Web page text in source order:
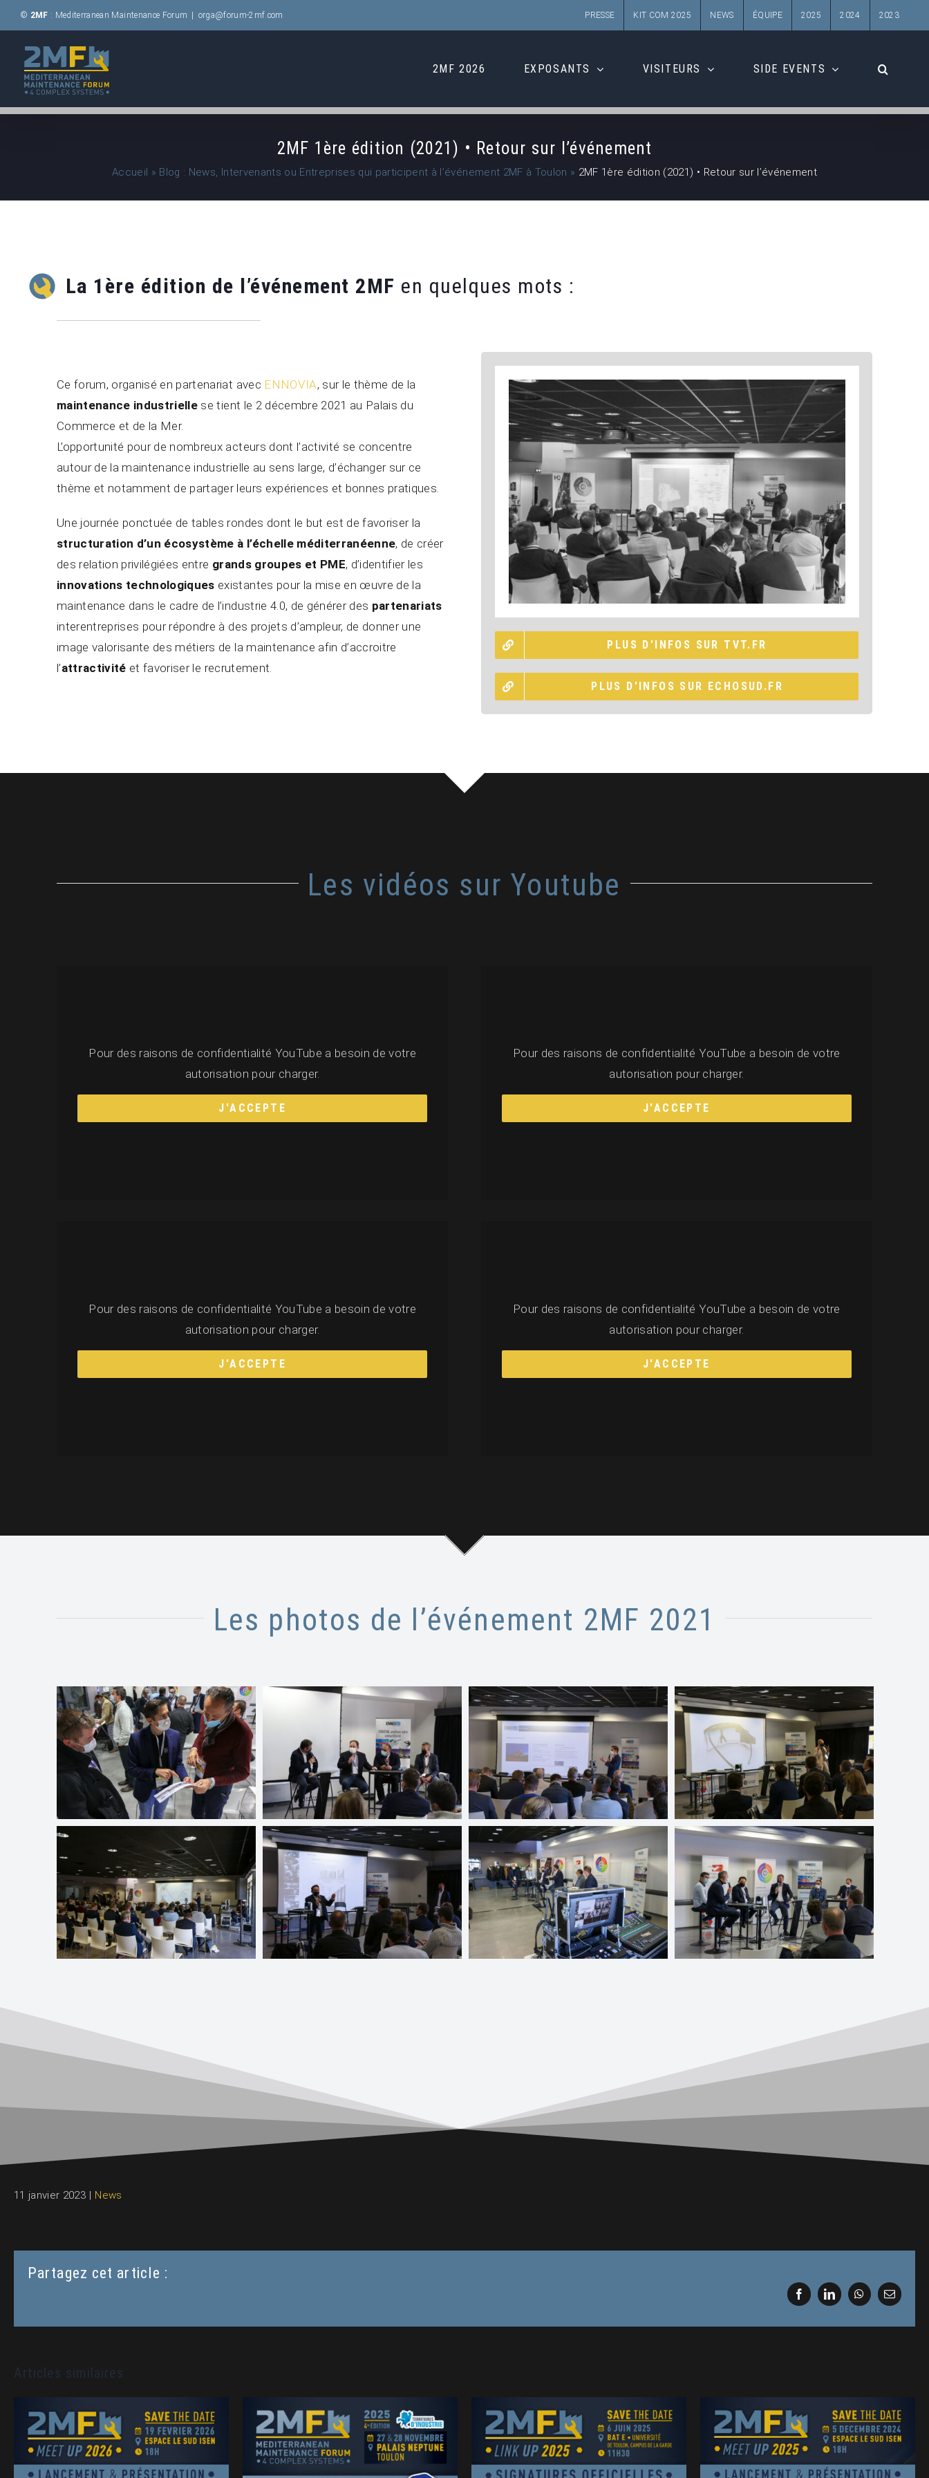
Passer
au
contenu
© 2MF : Mediterranean Maintenance Forum orga@forum-2mf.com PRESSE KIT COM 2025 NEWS ÉQUIPE 2025 2024 2023
2MF 2026 EXPOSANTS VISITEURS SIDE EVENTS
2MF 1ère édition (2021) • Retour sur l’événement
Accueil » Blog : News, Intervenants ou Entreprises qui participent à l’événement 2MF à Toulon » 2MF 1ère édition (2021) • Retour sur l’événement
La 1ère édition de l’événement 2MF en quelques mots :
Ce forum, organisé en partenariat avec ENNOVIA, sur le thème de la
maintenance industrielle se tient le 2 décembre 2021 au Palais du
Commerce et de la Mer.
L’opportunité pour de nombreux acteurs dont l’activité se concentre
autour de la maintenance industrielle au sens large, d’échanger sur ce
thème et notamment de partager leurs expériences et bonnes pratiques.
Une journée ponctuée de tables rondes dont le but est de favoriser la
structuration d’un écosystème à l’échelle méditerranéenne, de créer
des relation privilégiées entre grands groupes et PME, d’identifier les
innovations technologiques existantes pour la mise en œuvre de la
maintenance dans le cadre de l’industrie 4.0, de générer des partenariats
interentreprises pour répondre à des projets d’ampleur, de donner une
image valorisante des métiers de la maintenance afin d’accroitre
l’attractivité et favoriser le recrutement.
PLUS D'INFOS SUR TVT.FR
PLUS D'INFOS SUR ECHOSUD.FR
Les vidéos sur Youtube
Pour des raisons de confidentialité YouTube a besoin de votre
autorisation pour charger.
J'ACCEPTE
Pour des raisons de confidentialité YouTube a besoin de votre
autorisation pour charger.
J'ACCEPTE
Pour des raisons de confidentialité YouTube a besoin de votre
autorisation pour charger.
J'ACCEPTE
Pour des raisons de confidentialité YouTube a besoin de votre
autorisation pour charger.
J'ACCEPTE
Les photos de l’événement 2MF 2021
11 janvier 2023 | News
Partagez cet article :
FacebookLinkedInWhatsApp
Email
Articles similaires
MEET UP 2MF 2026 •
LINK UP 2MF 2025 •
MEET UP 2MF 2025 •